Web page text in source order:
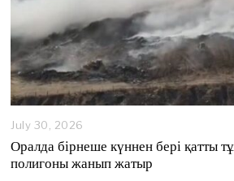
July 30, 2026
Оралда бірнеше күннен бері қатты
полигоны жанып жатыр